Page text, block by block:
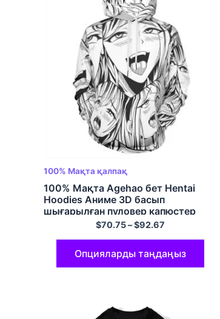
100% Мақта қалпақ
100% Мақта Agehao бет Hentai
Hoodies Аниме 3D басып
шығарылған пуловер капюстер
$70.75–$92.67
Опцияларды таңдаңыз